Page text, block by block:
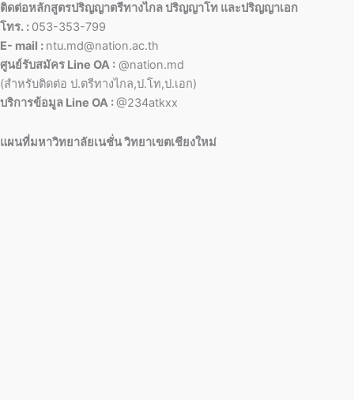
ติดต่อหลักสูตรปริญญาตรีทางไกล ปริญญาโท และปริญญาเอก
โทร. : 053-353-799
E- mail : ntu.md@nation.ac.th
ศูนย์รับสมัคร Line OA : @nation.md
(สำหรับติดต่อ ป.ตรีทางไกล,ป.โท,ป.เอก)
บริการข้อมูล Line OA :@234atkxx
แผนที่มหาวิทยาลัยเนชั่น วิทยาเขตเชียงใหม่